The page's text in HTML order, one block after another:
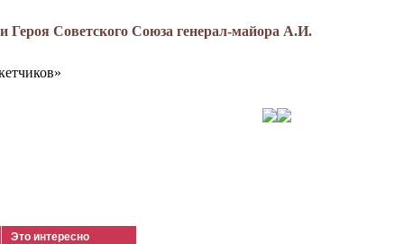
Героя Советского Союза генерал-майора А.И.
Это интересно